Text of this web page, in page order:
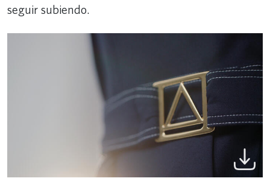
seguir subiendo.